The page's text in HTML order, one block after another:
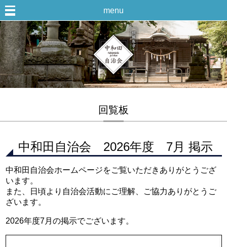
menu
回覧板
中和田自治会 2026年度 7月 掲示
中和田自治会ホームページをご覧いただきありがとうござ
います。
また、日頃より自治会活動にご理解、ご協力ありがとうご
ざいます。
2026年度7月の掲示でございます。